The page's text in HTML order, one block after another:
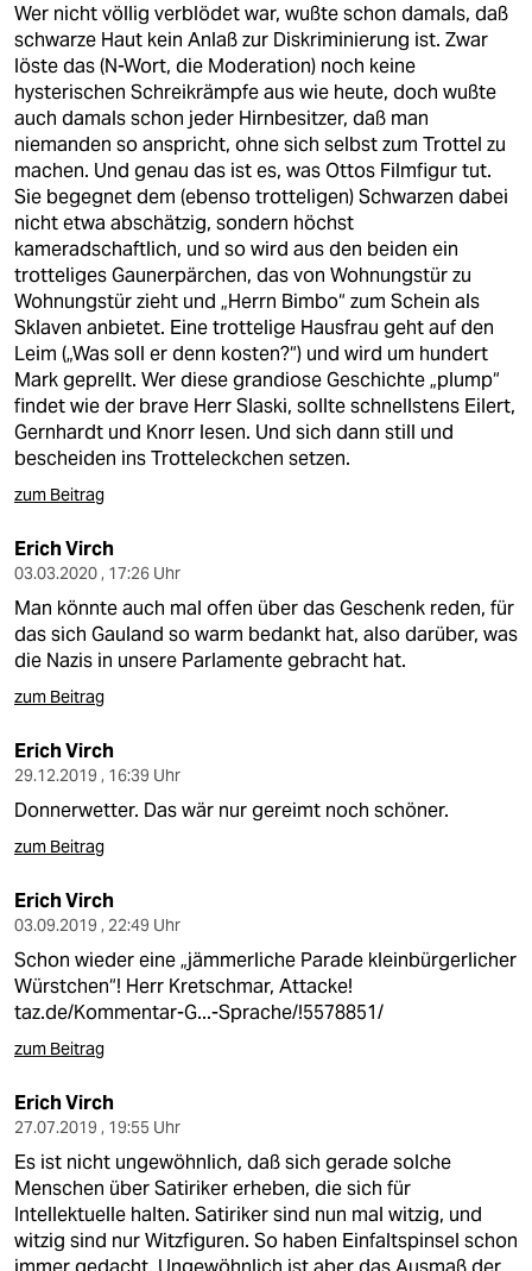
Wer nicht völlig verblödet war, wußte schon damals, daß
schwarze Haut kein Anlaß zur Diskriminierung ist. Zwar
löste das (N-Wort, die Moderation) noch keine
hysterischen Schreikrämpfe aus wie heute, doch wußte
auch damals schon jeder Hirnbesitzer, daß man
niemanden so anspricht, ohne sich selbst zum Trottel zu
machen. Und genau das ist es, was Ottos Filmfigur tut.
Sie begegnet dem (ebenso trotteligen) Schwarzen dabei
nicht etwa abschätzig, sondern höchst
kameradschaftlich, und so wird aus den beiden ein
trotteliges Gaunerpärchen, das von Wohnungstür zu
Wohnungstür zieht und „Herrn Bimbo“ zum Schein als
Sklaven anbietet. Eine trottelige Hausfrau geht auf den
Leim („Was soll er denn kosten?“) und wird um hundert
Mark geprellt. Wer diese grandiose Geschichte „plump“
findet wie der brave Herr Slaski, sollte schnellstens Eilert,
Gernhardt und Knorr lesen. Und sich dann still und
bescheiden ins Trotteleckchen setzen.
zum Beitrag
Erich Virch
03.03.2020 , 17:26 Uhr
Man könnte auch mal offen über das Geschenk reden, für
das sich Gauland so warm bedankt hat, also darüber, was
die Nazis in unsere Parlamente gebracht hat.
zum Beitrag
Erich Virch
29.12.2019 , 16:39 Uhr
Donnerwetter. Das wär nur gereimt noch schöner.
zum Beitrag
Erich Virch
03.09.2019 , 22:49 Uhr
Schon wieder eine „jämmerliche Parade kleinbürgerlicher
Würstchen“! Herr Kretschmar, Attacke!
taz.de/Kommentar-G...-Sprache/!5578851/
zum Beitrag
Erich Virch
27.07.2019 , 19:55 Uhr
Es ist nicht ungewöhnlich, daß sich gerade solche
Menschen über Satiriker erheben, die sich für
Intellektuelle halten. Satiriker sind nun mal witzig, und
witzig sind nur Witzfiguren. So haben Einfaltspinsel schon